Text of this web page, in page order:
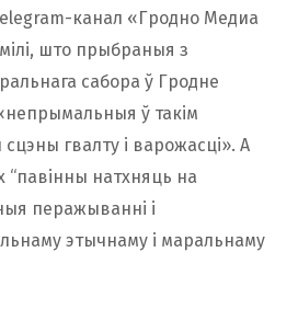
канал «Гродно Медиа
што прыбраныя з
сабора ў Гродне
ў такім
гвалту і варожасці». А
“павінны натхняць на
перажыванні і
этычнаму і маральнаму